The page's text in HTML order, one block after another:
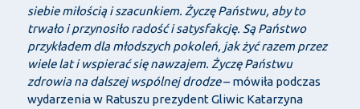
siebie miłością i szacunkiem. Życzę Państwu, aby to
trwało i przynosiło radość i satysfakcję. Są Państwo
przykładem dla młodszych pokoleń, jak żyć razem przez
wiele lat i wspierać się nawzajem. Życzę Państwu
zdrowia na dalszej wspólnej drodze– mówiła podczas
wydarzenia w Ratuszu prezydent Gliwic Katarzyna